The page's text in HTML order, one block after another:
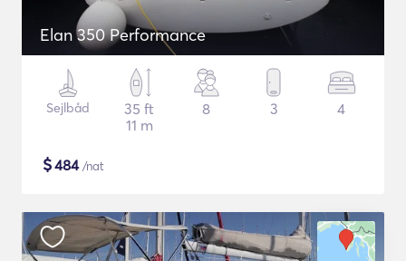
Elan 350 Performance
Sejlbåd
35 ft
11 m
8 3 4
$484/nat